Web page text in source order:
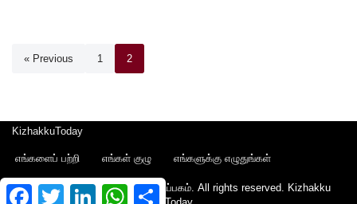
« Previous 1 2
KizhakkuToday
எங்களைப் பற்றி எங்கள் குழு எங்களுக்கு எழுதுங்கள்
Copyright © 2022 - கிழக்கு பதிப்பகம். All rights reserved. Kizhakku
FacebookTwitter LinkedInWhatsAppShare